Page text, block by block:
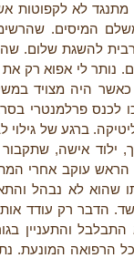
לא לקפוטות
המיסים.
להשגת שלום.
נותר לי אפוא
כאשר היה מצויד
לכנס פרלמנטרי
ברגע של
ילוד אישה,
הראש עוקב אחרי
שהוא לא נבהל
הדבר רק עודד
התבלבל והתעניין
כל הרפואה